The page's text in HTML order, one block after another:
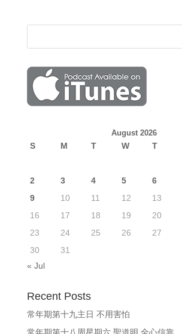
August 2026
S M T W T
2
3 4 5 6
9
10 11 12 13
16
17 18 19 20
23
24 25 26 27
30
31
« Jul
Recent Posts
常年期第十九主日 不用害怕